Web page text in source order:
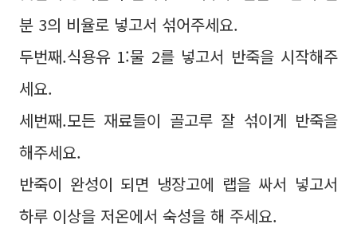
분 3의 비율로 넣고서 섞어주세요.
두번째.식용유 1:물 2를 넣고서 반죽을 시작해주
세요.
세번째.모든 재료들이 골고루 잘 섞이게 반죽을
해주세요.
반죽이 완성이 되면 냉장고에 랩을 싸서 넣고서
하루 이상을 저온에서 숙성을 해 주세요.